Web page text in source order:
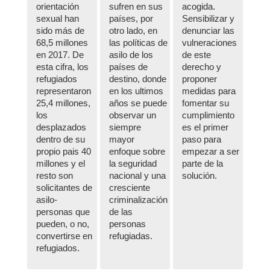
orientación
sexual han
sido más de
68,5 millones
en 2017. De
esta cifra, los
refugiados
representaron
25,4 millones,
los
desplazados
dentro de su
propio pais 40
millones y el
resto son
solicitantes de
asilo-
personas que
pueden, o no,
convertirse en
refugiados.
sufren en sus
países, por
otro lado, en
las políticas de
asilo de los
países de
destino, donde
en los ultimos
años se puede
observar un
siempre
mayor
enfoque sobre
la seguridad
nacional y una
cresciente
criminalización
de las
personas
refugiadas.
acogida.
Sensibilizar y
denunciar las
vulneraciones
de este
derecho y
proponer
medidas para
fomentar su
cumplimiento
es el primer
paso para
empezar a ser
parte de la
solución.